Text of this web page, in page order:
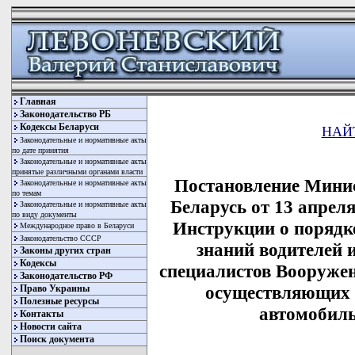
Главная
Законодательство РБ
Кодексы Беларуси
Законодательные и нормативные акты
по дате принятия
Законодательные и нормативные акты
принятые различными органами власти
Законодательные и нормативные акты
по темам
Законодательные и нормативные акты
по виду документы
Международное право в Беларуси
Законодательство СССР
Законы других стран
Кодексы
Законодательство РФ
Право Украины
Полезные ресурсы
Контакты
Новости сайта
Поиск документа
Постановление
Беларусь от 13
Инструкции о
знаний водителей
специалистов
осуществляющих